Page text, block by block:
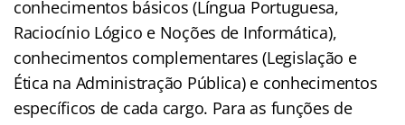
conhecimentos básicos (Língua Portuguesa,
Raciocínio Lógico e Noções de Informática),
conhecimentos complementares (Legislação e
Ética na Administração Pública) e conhecimentos
específicos de cada cargo. Para as funções de